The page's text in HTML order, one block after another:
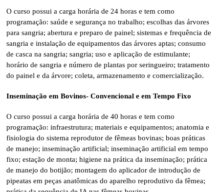
O curso possui a carga horária de 24 horas e tem como
programação: saúde e segurança no trabalho; escolhas das árvores
para sangria; abertura e preparo de painel; sistemas e frequência de
sangria e instalação de equipamentos das árvores aptas; consumo
de casca na sangria; sangria; uso e aplicação de estimulante;
horário de sangria e número de plantas por seringueiro; tratamento
do painel e da árvore; coleta, armazenamento e comercialização.
Inseminação em Bovinos- Convencional e em Tempo Fixo
O curso possui a carga horária de 40 horas e tem como
programação: infraestrutura; materiais e equipamentos; anatomia e
fisiologia do sistema reprodutor de fêmeas bovinas; boas práticas
de manejo; inseminação artificial; inseminação artificial em tempo
fixo; estação de monta; higiene na prática da inseminação; prática
de manejo do botijão; montagem do aplicador de introdução de
pipeatas em peças anatômicas do aparelho reprodutivo da fêmea;